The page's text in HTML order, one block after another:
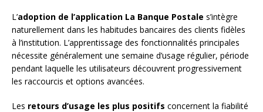
L’adoption de l’application La Banque Postale s’intègre
naturellement dans les habitudes bancaires des clients fidèles
à l’institution. L’apprentissage des fonctionnalités principales
nécessite généralement une semaine d’usage régulier, période
pendant laquelle les utilisateurs découvrent progressivement
les raccourcis et options avancées.
Les retours d’usage les plus positifs concernent la fiabilité